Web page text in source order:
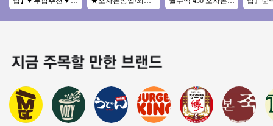
자본1인창업 ♥ 카페
양도양수창업 ♥ 고
인테리어/메인상권/
대단지아파트/초보
로 안정적인 파리바
게트 창업기회!
세대비
매장 초